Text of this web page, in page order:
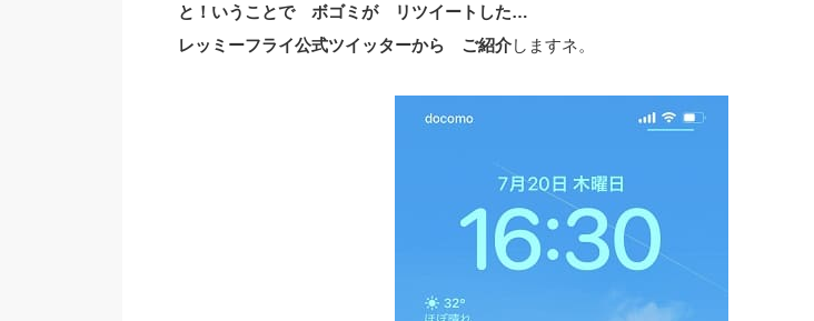
と！いうことで ボゴミが リツイートした…
レッミーフライ公式ツイッターから ご紹介しますネ。